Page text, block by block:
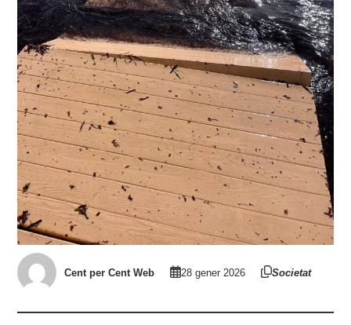
Cent per Cent Web 28 gener 2026 Societat